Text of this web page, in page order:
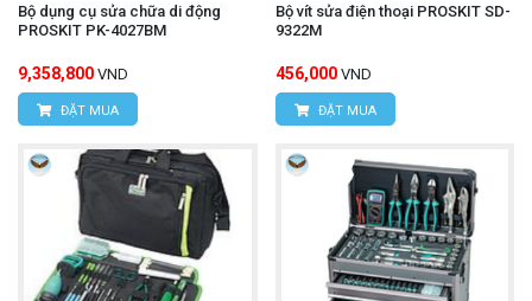
Bộ dụng cụ sửa chữa di động
PROSKIT PK-4027BM
9,358,800 VND
ĐẶT MUA
Bộ vít sửa điện thoại PROSKIT SD-
9322M
456,000 VND
ĐẶT MUA